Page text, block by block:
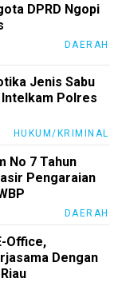
DPRD Ngopi
DAERAH
Jenis Sabu
Polres
HUKUM/KRIMINAL
No 7 Tahun
Pengaraian
DAERAH
Office,
Dengan